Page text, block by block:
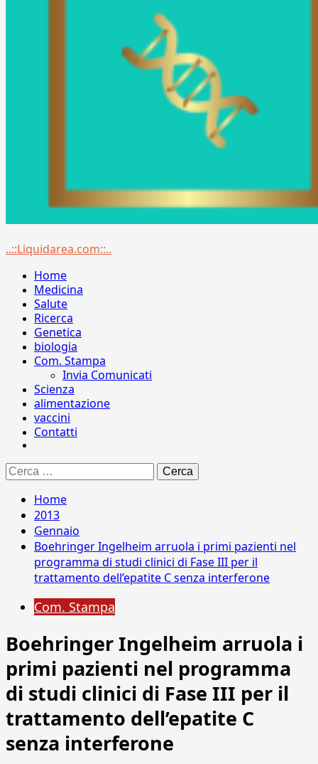
Menu
..::Liquidarea.com::..
Home
Medicina
Salute
Ricerca
Genetica
biologia
Com. Stampa
Invia Comunicati
Scienza
alimentazione
vaccini
Contatti
Ricerca
per:
Home
2013
Gennaio
Boehringer Ingelheim arruola i primi pazienti nel
programma di studi clinici di Fase III per il
trattamento dell’epatite C senza interferone
Com. Stampa
Boehringer Ingelheim arruola i
primi pazienti nel programma
di studi clinici di Fase III per il
trattamento dell’epatite C
senza interferone